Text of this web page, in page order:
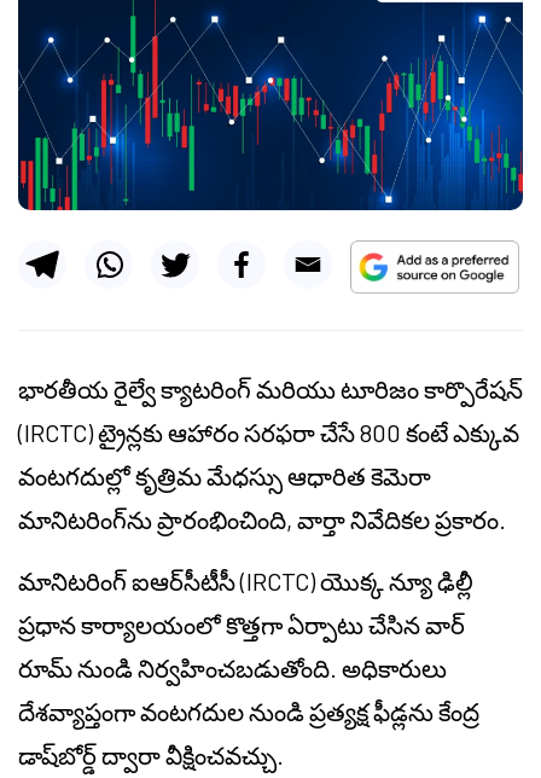
భారతీయ రైల్వే క్యాటరింగ్ మరియు టూరిజం కార్పొరేషన్
(IRCTC) ట్రైన్లకు ఆహారం సరఫరా చేసే 800 కంటే ఎక్కువ
వంటగదుల్లో కృత్రిమ మేధస్సు ఆధారిత కెమెరా
మానిటరింగ్‌ను ప్రారంభించింది, వార్తా నివేదికల ప్రకారం.
మానిటరింగ్ ఐఆర్‌సీటీసీ (IRCTC) యొక్క న్యూ ఢిల్లీ
ప్రధాన కార్యాలయంలో కొత్తగా ఏర్పాటు చేసిన వార్
రూమ్ నుండి నిర్వహించబడుతోంది. అధికారులు
దేశవ్యాప్తంగా వంటగదుల నుండి ప్రత్యక్ష ఫీడ్లను కేంద్ర
డాష్‌బోర్డ్ ద్వారా వీక్షించవచ్చు.